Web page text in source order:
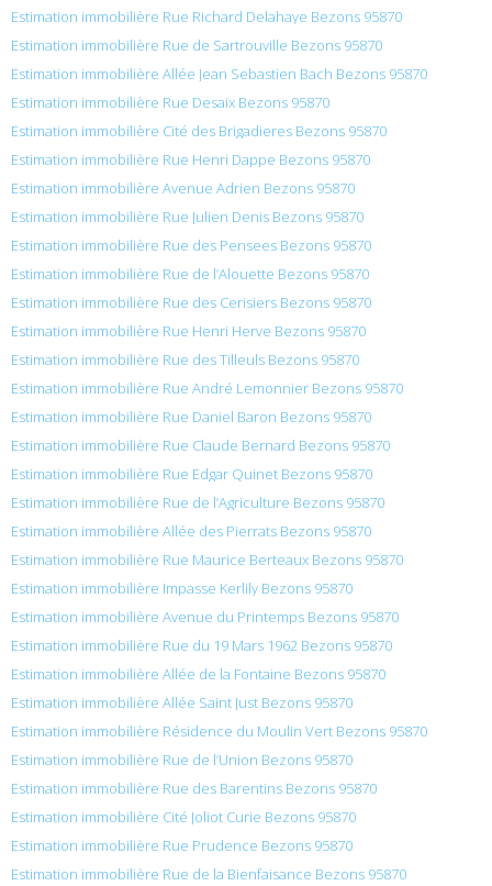
Estimation immobilière Rue Richard Delahaye Bezons 95870
Estimation immobilière Rue de Sartrouville Bezons 95870
Estimation immobilière Allée Jean Sebastien Bach Bezons 95870
Estimation immobilière Rue Desaix Bezons 95870
Estimation immobilière Cité des Brigadieres Bezons 95870
Estimation immobilière Rue Henri Dappe Bezons 95870
Estimation immobilière Avenue Adrien Bezons 95870
Estimation immobilière Rue Julien Denis Bezons 95870
Estimation immobilière Rue des Pensees Bezons 95870
Estimation immobilière Rue de l’Alouette Bezons 95870
Estimation immobilière Rue des Cerisiers Bezons 95870
Estimation immobilière Rue Henri Herve Bezons 95870
Estimation immobilière Rue des Tilleuls Bezons 95870
Estimation immobilière Rue André Lemonnier Bezons 95870
Estimation immobilière Rue Daniel Baron Bezons 95870
Estimation immobilière Rue Claude Bernard Bezons 95870
Estimation immobilière Rue Edgar Quinet Bezons 95870
Estimation immobilière Rue de l’Agriculture Bezons 95870
Estimation immobilière Allée des Pierrats Bezons 95870
Estimation immobilière Rue Maurice Berteaux Bezons 95870
Estimation immobilière Impasse Kerlily Bezons 95870
Estimation immobilière Avenue du Printemps Bezons 95870
Estimation immobilière Rue du 19 Mars 1962 Bezons 95870
Estimation immobilière Allée de la Fontaine Bezons 95870
Estimation immobilière Allée Saint Just Bezons 95870
Estimation immobilière Résidence du Moulin Vert Bezons 95870
Estimation immobilière Rue de l’Union Bezons 95870
Estimation immobilière Rue des Barentins Bezons 95870
Estimation immobilière Cité Joliot Curie Bezons 95870
Estimation immobilière Rue Prudence Bezons 95870
Estimation immobilière Rue de la Bienfaisance Bezons 95870